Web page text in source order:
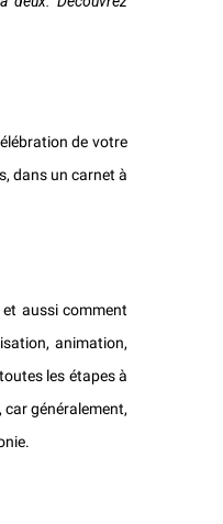
de votre
dans un carnet à
aussi comment
animation,
les étapes à
car généralement,